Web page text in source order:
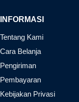
INFORMASI
Tentang Kami
Cara Belanja
Pengiriman
Pembayaran
Kebijakan Privasi